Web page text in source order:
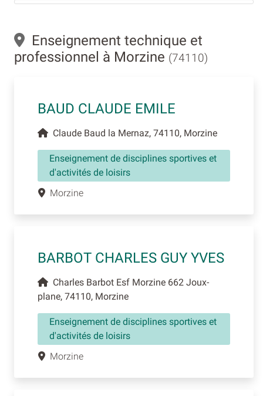
Enseignement technique et
professionnel à Morzine (74110)
BAUD CLAUDE EMILE
Claude Baud la Mernaz, 74110, Morzine
Enseignement de disciplines sportives et
d'activités de loisirs
Morzine
BARBOT CHARLES GUY YVES
Charles Barbot Esf Morzine 662 Joux-
plane, 74110, Morzine
Enseignement de disciplines sportives et
d'activités de loisirs
Morzine